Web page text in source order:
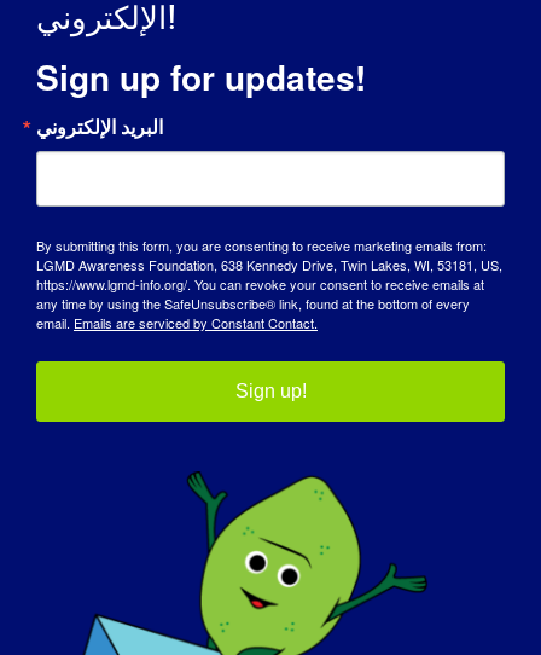
الباحثة ليندا لويز: ليندا لويز
باحثة في مجال أمراض الغدد الصماء:
الإلكتروني!
Sign up for updates!
البريد الإلكتروني
By submitting this form, you are consenting to receive marketing emails from:
LGMD Awareness Foundation, 638 Kennedy Drive, Twin Lakes, WI, 53181, US,
https://www.lgmd-info.org/. You can revoke your consent to receive emails at
any time by using the SafeUnsubscribe® link, found at the bottom of every
email. Emails are serviced by Constant Contact.
Sign up!